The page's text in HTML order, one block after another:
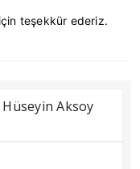
teşekkür ederiz.
Aksoy